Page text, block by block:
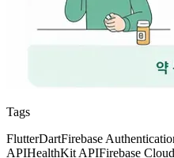
Tags
FlutterDartFirebase
APIHealthKit APIFirebase